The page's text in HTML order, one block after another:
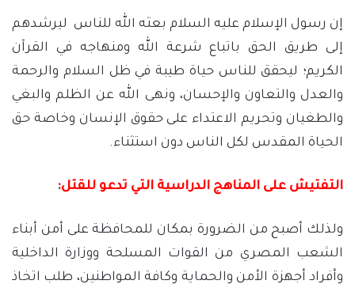
إن رسول الإسلام عليه السلام بعثه الله للناس ليرشدهم
إلى طريق الحق باتباع شرعة الله ومنهاجه في القرآن
الكريم؛ ليحقق للناس حياة طيبة في ظل السلام والرحمة
والعدل والتعاون والإحسان، ونهى الله عن الظلم والبغي
والطغيان وتحريم الاعتداء على حقوق الإنسان وخاصة حق
الحياة المقدس لكل الناس دون استثناء.
التفتيش على المناهج الدراسية التي تدعو للقتل:
ولذلك أصبح من الضرورة بمكان للمحافظة على أمن أبناء
الشعب المصري من القوات المسلحة ووزارة الداخلية
وأفراد أجهزة الأمن والحماية وكافة المواطنين، طلب اتخاذ